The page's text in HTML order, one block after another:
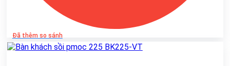
Đã thêm so sánh